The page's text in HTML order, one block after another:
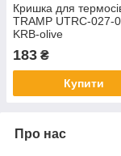
Кришка для
TRAMP UTRC-027-
KRB-olive
183 ₴
Купити
Про нас